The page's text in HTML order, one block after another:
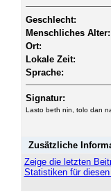
Geschlecht:
Menschliches Alter:
Ort:
Lokale Zeit:
Sprache:
Signatur:
Lasto beth nin, tolo dan
Zusätzliche
Zeige die letzten
Statistiken für diesen